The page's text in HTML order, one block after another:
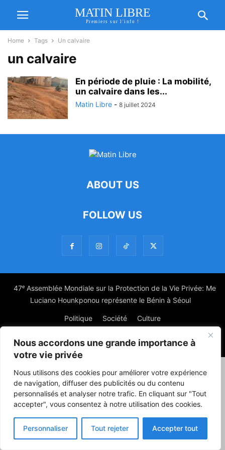
Nous accordons une grande importance à
votre vie privée
Nous utilisons des cookies pour améliorer votre expérience
de navigation, diffuser des publicités ou du contenu
personnalisés et analyser notre trafic. En cliquant sur "Tout
accepter", vous consentez à notre utilisation des cookies.
Personnaliser Tout rejeter Accepter tout
MATIN LIBRE
Premiers sur l'info !
Home Tags Un calvaire
un calvaire
En période de pluie : La mobilité,
un calvaire dans les...
Matin Libre - 8 juillet 2024
ABOUT US
FOLLOW US
47ᵉ Assemblée Mondiale sur la Protection de la Vie Privée: Me
Luciano Hounkponou représente le Bénin à Séoul
Politique Société Culture
© Powered by digitXplus Francophone